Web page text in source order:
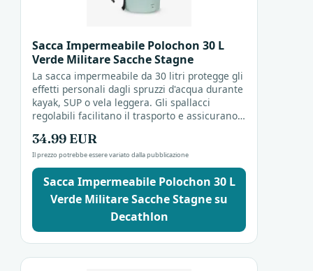
Sacca Impermeabile Polochon 30 L
Verde Militare Sacche Stagne
La sacca impermeabile da 30 litri protegge gli
effetti personali dagli spruzzi d'acqua durante
kayak, SUP o vela leggera. Gli spallacci
regolabili facilitano il trasporto e assicurano
34.99 EUR
Il prezzo potrebbe essere variato dalla pubblicazione
Sacca Impermeabile Polochon 30 L
Verde Militare Sacche Stagne su
Decathlon